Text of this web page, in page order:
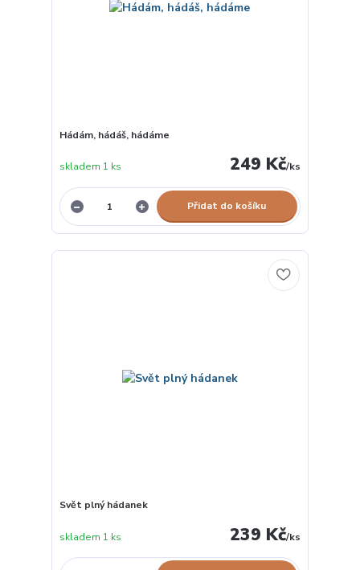
Hádám, hádáš, hádáme
249 Kč/ks
skladem 1 ks
Přidat do košíku
Svět plný hádanek
239 Kč/ks
skladem 1 ks